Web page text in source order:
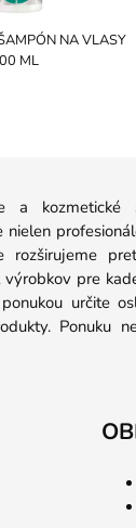
NA VLASY
ML
a kozmetické
rozširujeme
pre
určite
Ponuku